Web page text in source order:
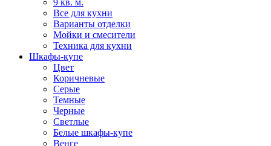
9 кв. м.
Все для кухни
Варианты отделки
Мойки и смесители
Техника для кухни
Шкафы-купе
Цвет
Коричневые
Серые
Темные
Черные
Светлые
Белые шкафы-купе
Венге